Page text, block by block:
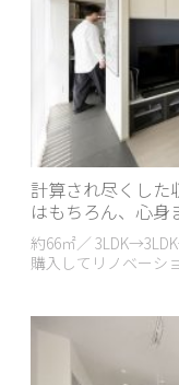
計算され尽くした
はもちろん、心身
約66㎡／
購入してリノベーシ